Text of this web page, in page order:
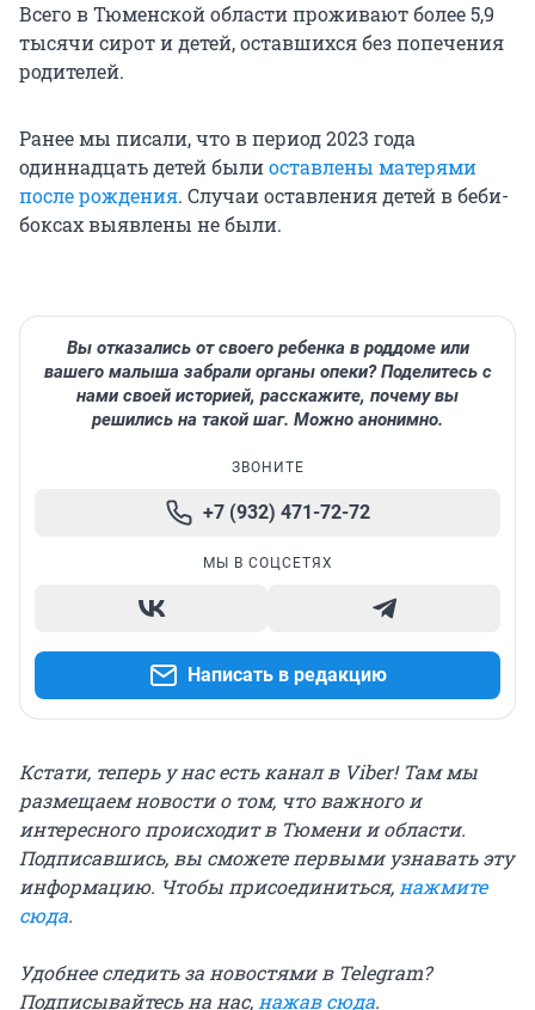
Всего в Тюменской области проживают более 5,9
тысячи сирот и детей, оставшихся без попечения
родителей.
Ранее мы писали, что в период 2023 года
одиннадцать детей былиоставлены матерями
после рождения. Случаи оставления детей в беби-
боксах выявлены не были.
Вы отказались от своего ребенка в роддоме или
вашего малыша забрали органы опеки? Поделитесь с
нами своей историей, расскажите, почему вы
решились на такой шаг. Можно анонимно.
ЗВОНИТЕ
+7 (932) 471-72-72
МЫ В СОЦСЕТЯХ
Написать в редакцию
Кстати, теперь у нас есть канал в Viber! Там мы
размещаем новости о том, что важного и
интересного происходит в Тюмени и области.
Подписавшись, вы сможете первыми узнавать эту
информацию. Чтобы присоединиться,нажмите
сюда.
Удобнее следить за новостями в Telegram?
Подписывайтесь на нас,нажав сюда.